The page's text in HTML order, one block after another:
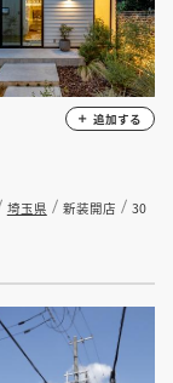
選択する
選択する
坪
埼玉県 新装開店
30
追加する